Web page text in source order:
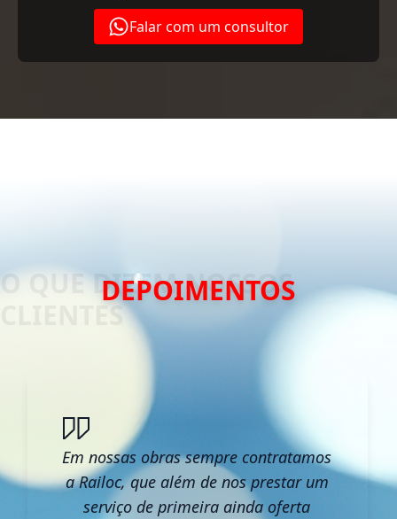
Falar com um consultor
DEPOIMENTOS
Em nossas obras sempre contratamos
a Railoc, que além de nos prestar um
serviço de primeira ainda oferta